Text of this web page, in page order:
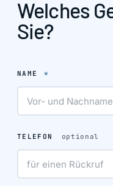
Welches
Sie?
NAME *
TELEFON optional